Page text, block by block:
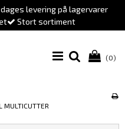
levering på lagervarer
Stort sortiment
(0)
MULTICUTTER